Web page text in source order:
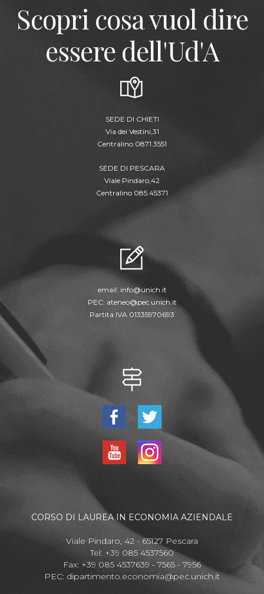
Scopri cosa vuol dire
essere dell'Ud'A
SEDE DI CHIETI
Via dei Vestini,31
Centralino 0871.3551
SEDE DI PESCARA
Viale Pindaro,42
Centralino 085.45371
email: info@unich.it
PEC: ateneo@pec.unich.it
Partita IVA 01335970693
CORSO DI LAUREA IN ECONOMIA AZIENDALE
Viale Pindaro, 42 - 65127 Pescara
Tel: +39 085 4537560
Fax: +39 085 4537639 - 7565 - 7956
PEC: dipartimento.economia@pec.unich.it